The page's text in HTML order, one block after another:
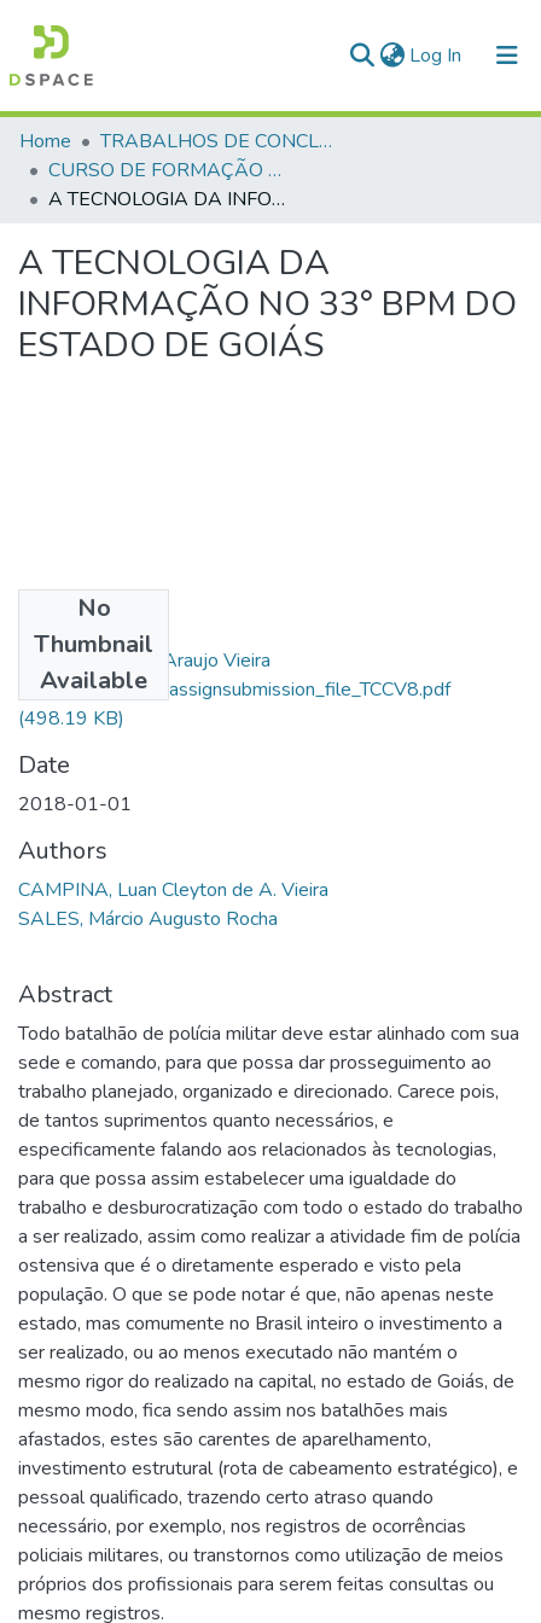
Log In (current)
Communities & Collections
All of DSpace
Home
TRABALHOS DE CONCLUSÃO DE CURSO - CFP (CURSO DE FORMAÇÃO DE PRAÇAS)
CURSO DE FORMAÇÃO DE PRAÇAS - CFP - 2018
A TECNOLOGIA DA INFORMAÇÃO NO 33° BPM DO ESTADO DE GOIÁS
A TECNOLOGIA DA
INFORMAÇÃO NO 33° BPM DO
ESTADO DE GOIÁS
No
Thumbnail
Available
Luan Cleyton De Araujo Vieira
Campina_14564_assignsubmission_file_TCCV8.pdf
(498.19 KB)
Date
2018-01-01
Authors
CAMPINA, Luan Cleyton de A. Vieira
SALES, Márcio Augusto Rocha
Abstract
Todo batalhão de polícia militar deve estar alinhado com sua
sede e comando, para que possa dar prosseguimento ao
trabalho planejado, organizado e direcionado. Carece pois,
de tantos suprimentos quanto necessários, e
especificamente falando aos relacionados às tecnologias,
para que possa assim estabelecer uma igualdade do
trabalho e desburocratização com todo o estado do trabalho
a ser realizado, assim como realizar a atividade fim de polícia
ostensiva que é o diretamente esperado e visto pela
população. O que se pode notar é que, não apenas neste
estado, mas comumente no Brasil inteiro o investimento a
ser realizado, ou ao menos executado não mantém o
mesmo rigor do realizado na capital, no estado de Goiás, de
mesmo modo, fica sendo assim nos batalhões mais
afastados, estes são carentes de aparelhamento,
investimento estrutural (rota de cabeamento estratégico), e
pessoal qualificado, trazendo certo atraso quando
necessário, por exemplo, nos registros de ocorrências
policiais militares, ou transtornos como utilização de meios
próprios dos profissionais para serem feitas consultas ou
mesmo registros.